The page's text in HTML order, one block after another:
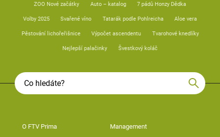
ZOO Nové začátky Auto – katalog 7 pádů Honzy Dědka
Volby 2025 Svařené víno Tatarák podle Pohlreicha Aloe vera
Pěstování lichořeřišnice Výpočet ascendentu Tvarohové knedlíky
Nejlepší palačinky Švestkový koláč
O FTV Prima Management